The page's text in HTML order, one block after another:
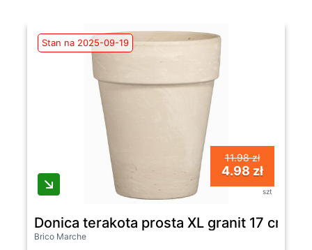
Stan na 2025-09-19
11.98 zł
4.98 zł
szt
Donica terakota prosta XL granit 17 cm
Brico Marche